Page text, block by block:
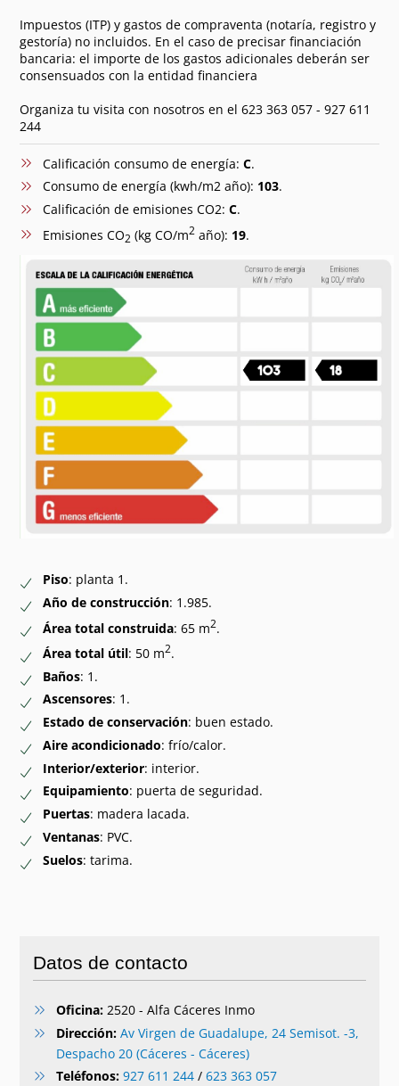
Impuestos (ITP) y gastos de compraventa (notaría, registro y
gestoría) no incluidos. En el caso de precisar financiación
bancaria: el importe de los gastos adicionales deberán ser
consensuados con la entidad financiera
Organiza tu visita con nosotros en el 623 363 057 - 927 611
244
Calificación consumo de energía: C.
Consumo de energía (kwh/m2 año): 103.
Calificación de emisiones CO2: C.
Emisiones CO2 (kg CO/m2año): 19.
Piso: planta 1.
Año de construcción: 1.985.
Área total construida: 65 m2.
Área total útil: 50 m2.
Baños: 1.
Ascensores: 1.
Estado de conservación: buen estado.
Aire acondicionado: frío/calor.
Interior/exterior: interior.
Equipamiento: puerta de seguridad.
Puertas: madera lacada.
Ventanas: PVC.
Suelos: tarima.
Datos de contacto
Oficina:2520 - Alfa Cáceres Inmo
Dirección: Av Virgen de Guadalupe, 24 Semisot. -3,
Despacho 20 (Cáceres - Cáceres)
Teléfonos: 927 611 244/ 623 363 057